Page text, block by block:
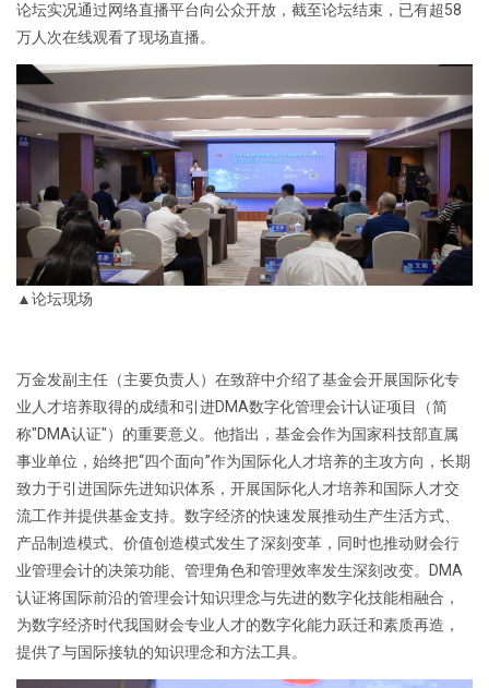
论坛实况通过网络直播平台向公众开放，截至论坛结束，已有超58
万人次在线观看了现场直播。
▲论坛现场
万金发副主任（主要负责人）在致辞中介绍了基金会开展国际化专
业人才培养取得的成绩和引进DMA数字化管理会计认证项目（简
称"DMA认证"）的重要意义。他指出，基金会作为国家科技部直属
事业单位，始终把“四个面向”作为国际化人才培养的主攻方向，长期
致力于引进国际先进知识体系，开展国际化人才培养和国际人才交
流工作并提供基金支持。数字经济的快速发展推动生产生活方式、
产品制造模式、价值创造模式发生了深刻变革，同时也推动财会行
业管理会计的决策功能、管理角色和管理效率发生深刻改变。DMA
认证将国际前沿的管理会计知识理念与先进的数字化技能相融合，
为数字经济时代我国财会专业人才的数字化能力跃迁和素质再造，
提供了与国际接轨的知识理念和方法工具。